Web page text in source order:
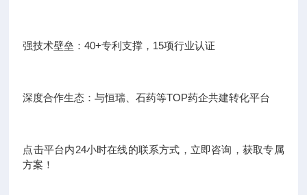
强技术壁垒：40+专利支撑，15项行业认证
深度合作生态：与恒瑞、石药等TOP药企共建转化平台
点击平台内24小时在线的联系方式，立即咨询，获取专属
方案！